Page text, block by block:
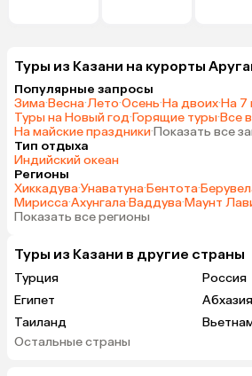
Туры из Казани на курорты
Популярные запросы
Зима·Весна·Лето·Осень·На двоих·На 7
Туры на Новый год·Горящие туры·Все
На майские праздники·Показать все
Тип отдыха
Индийский океан
Регионы
Хиккадува·Унаватуна·Бентота·
Мирисса·Ахунгала·Ваддува·Маунт
Показать все регионы
Туры из Казани в другие страны
Турция
Россия
Египет
Абхазия
Таиланд
ОАЭ
Остальные страны